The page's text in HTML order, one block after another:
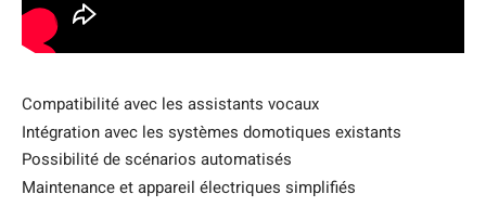
Compatibilité avec les assistants vocaux
Intégration avec les systèmes domotiques existants
Possibilité de scénarios automatisés
Maintenance et appareil électriques simplifiés